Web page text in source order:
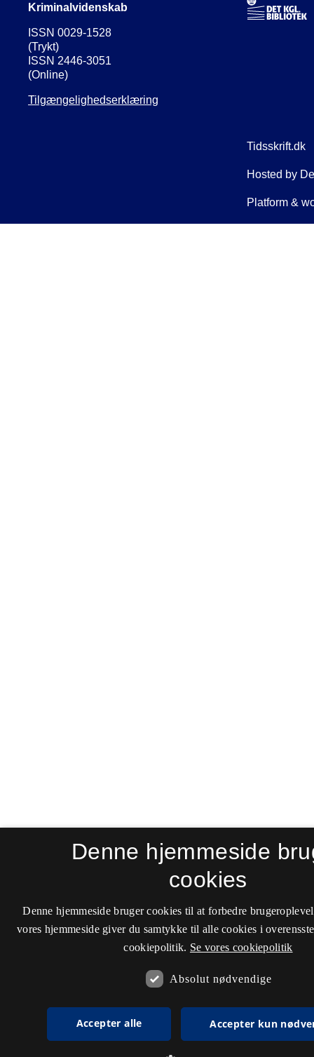
Kriminalvidenskab
ISSN 0029-1528
(Trykt)
ISSN 2446-3051
(Online)
Tilgængelighedserklæring
Denne hjemmeside
cookies
Denne hjemmeside bruger cookies til at forbedre
vores hjemmeside giver du samtykke til alle cookies i
cookiepolitik. Se vores cookiepolitik
Absolut nødvendige
Accepter alle Accepter kun